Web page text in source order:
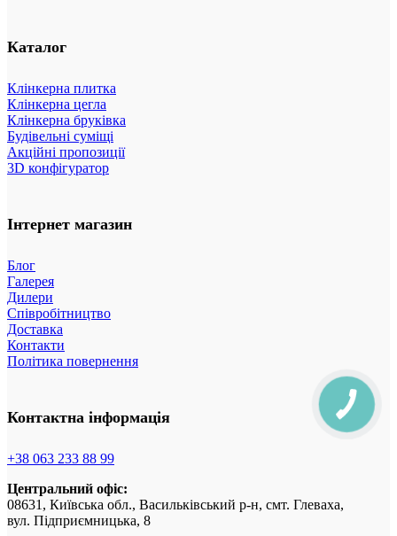
Каталог
Клінкерна плитка
Клінкерна цегла
Клінкерна бруківка
Будівельні суміщі
Акційні пропозиції
3D конфігуратор
Інтернет магазин
Блог
Галерея
Дилери
Співробітництво
Доставка
Контакти
Політика повернення
Контактна інформація
+38 063 233 88 99
Центральний офіс:
08631, Київська обл., Васильківський р-н, смт. Глеваха,
вул. Підприємницька, 8